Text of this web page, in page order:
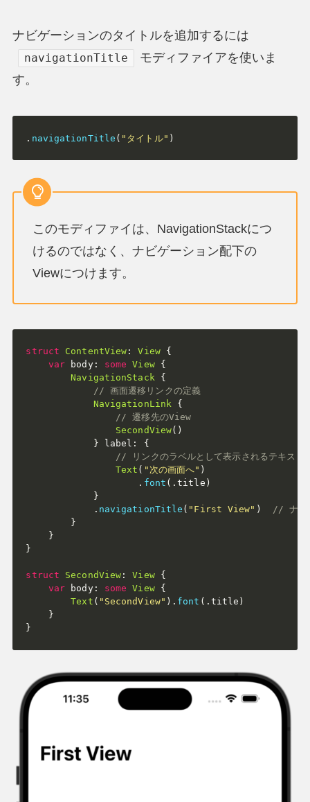
ナビゲーションのタイトルを追加するには
navigationTitle
モディファイアを使いま
す。
. navigationTitle ( "タイトル" )
このモディファイは、NavigationStackにつ
けるのではなく、ナビゲーション配下の
Viewにつけます。
struct ContentView : View
{
var body: some View
{
NavigationStack
{
// 画面遷移リンクの定義
NavigationLink {
// 遷移先のView
SecondView( )
} label :
{
// リンクのラベルとして表示されるテキスト
Text ( "次の画面へ" )
. font ( .title )
}
. navigationTitle ( "First View" )
// ナビ
}
}
}
struct SecondView : View
{
var body: some View
{
Text ( "SecondView" ) . font ( . title )
}
}